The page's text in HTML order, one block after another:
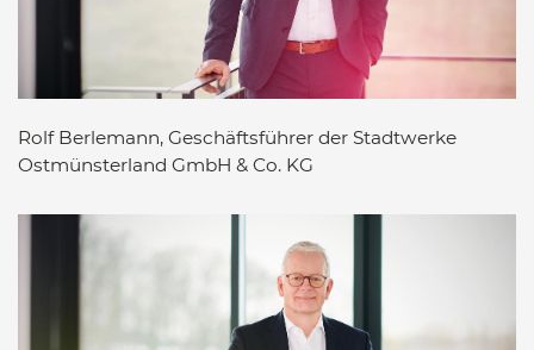
Rolf Berlemann, Geschäftsführer der Stadtwerke
Ostmünsterland GmbH & Co. KG